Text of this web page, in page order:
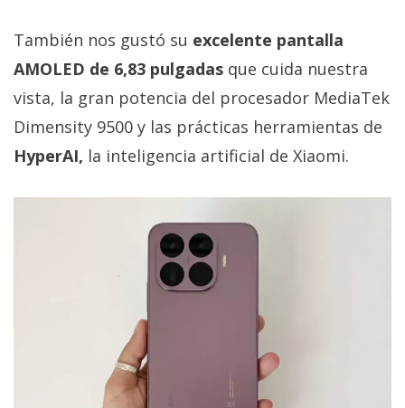
Contacto
Sobre
nosotros
/
/
También nos gustó su excelente pantalla
AMOLED de 6,83 pulgadas que cuida nuestra
vista, la gran potencia del procesador MediaTek
Dimensity 9500 y las prácticas herramientas de
HyperAI, la inteligencia artificial de Xiaomi.